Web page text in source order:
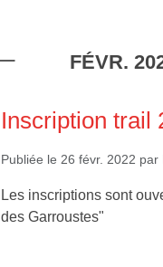
FÉVR.
Inscription trail
Publiée le 26 févr. 2022 par
Les inscriptions sont
des Garroustes"